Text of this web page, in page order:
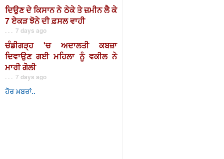
ਦਿਉਣ ਦੇ ਕਿਸਾਨ ਨੇ ਠੇਕੇ ਤੇ ਜ਼ਮੀਨ ਲੈ ਕੇ
7 ਏਕੜ ਝੋਨੇ ਦੀ ਫ਼ਸਲ ਵਾਹੀ
. . . 7 days ago
ਚੰਡੀਗੜ੍ਹ 'ਚ ਅਦਾਲਤੀ ਕਬਜ਼ਾ
ਦਿਵਾਉਣ ਗਈ ਮਹਿਲਾ ਨੂੰ ਵਕੀਲ ਨੇ
ਮਾਰੀ ਗੋਲੀ
. . . 7 days ago
ਹੋਰ ਖ਼ਬਰਾਂ..